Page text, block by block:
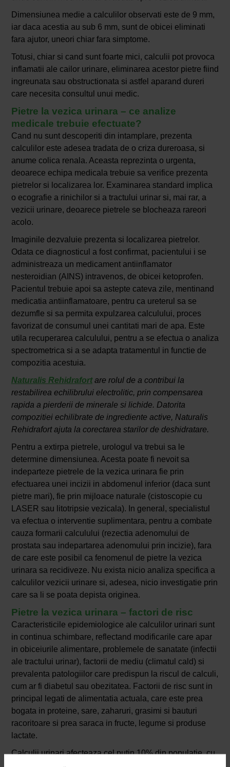
Dimensiunea medie a calculilor observati este de 9 mm,
iar daca acestia au sub 6 mm, sunt de obicei eliminati
fara ajutor, uneori chiar fara simptome.
Totusi, chiar si cand sunt foarte mici, calculii pot provoca
inflamatii ale cailor urinare, eliminarea acestor pietre fiind
ingreunata sau obstructionata si astfel aparand dureri
care necesita consultul unui medic.
Pietre la vezica urinara – ce analize
medicale trebuie efectuate?
Cand nu sunt descoperiti din intamplare, prezenta
calculilor este adesea tradata de o criza dureroasa, si
anume colica renala. Aceasta reprezinta o urgenta,
deoarece echipa medicala trebuie sa verifice prezenta
pietrelor si localizarea lor. Examinarea standard implica
o ecografie a rinichilor si a tractului urinar si, mai rar, a
vezicii urinare, deoarece pietrele se blocheaza rareori
acolo.
Imaginile dezvaluie prezenta si localizarea pietrelor.
Odata ce diagnosticul a fost confirmat, pacientului i se
administreaza un medicament antiinflamator
nesteroidian (AINS) intravenos, de obicei ketoprofen.
Pacientul trebuie apoi sa astepte cateva zile, mentinand
medicatia antiinflamatoare, pentru ca ureterul sa se
dezumfle si sa permita expulzarea calculului, proces
favorizat de consumul unei cantitati mari de apa. Este
utila recuperarea calculului, pentru a se efectua o analiza
spectrometrica si a se adapta tratamentul in functie de
compozitia acestuia.
Naturalis Rehidrafortare rolul de a contribui la
restabilirea echilibrului electrolitic, prin compensarea
rapida a pierderii de minerale si lichide. Datorita
compozitiei echilibrate de ingrediente active, Naturalis
Rehidrafort ajuta la corectarea starilor de deshidratare.
Pentru a extirpa pietrele, urologul va trebui sa le
determine dimensiunea. Acesta poate fi nevoit sa
indeparteze pietrele de la vezica urinara fie prin
efectuarea unei incizii in abdomenul inferior (daca sunt
pietre mari), fie prin mijloace naturale (cistoscopie cu
LASER sau litotripsie vezicala). In general, specialistul
va efectua o interventie suplimentara, pentru a combate
cauza formarii calculului (rezectia adenomului de
prostata sau indepartarea adenomului prin incizie), fara
de care este posibil ca fenomenul de pietre la vezica
urinara sa recidiveze. Nu exista nicio analiza specifica a
calculilor vezicii urinare si, adesea, nicio investigatie prin
care sa li se poata depista originea.
Pietre la vezica urinara – factori de risc
Caracteristicile epidemiologice ale calculilor urinari sunt
in continua schimbare, reflectand modificarile care apar
in obiceiurile alimentare, problemele de sanatate (infectii
ale tractului urinar), factorii de mediu (climatul cald) si
prevalenta patologiilor care predispun la riscul de calculi,
cum ar fi diabetul sau obezitatea. Factorii de risc sunt in
principal legati de alimentatia actuala, care este prea
bogata in proteine, sare, zaharuri, grasimi si bauturi
racoritoare si prea saraca in fructe, legume si produse
lactate.
Calculii urinari afecteaza cel putin 10% din populatie, cu
o prevalenta masculina evidenta (aproximativ doi barbati